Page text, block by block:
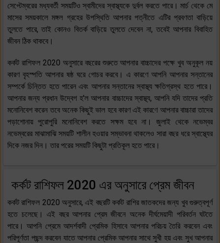
সেপ্টেম্বরের মধ্যবর্তী সময়টিও স্বামীদের স্বাস্থ্যকে দুর্বল করতে পারে। মার্চ থেকে মে
মাসের সময়কালে মঙ্গল গ্রহের উপস্থিতি আপনার পত্নীতে এটির প্রবণতা বাড়িয়ে
তুলতে পারে, তাই কোনও বিতর্ক বাড়িয়ে তুলতে দেবেন না, তবেই আপনার বিবাহিত
জীবন ঠিক থাকবে।
কর্কট রাশিফল 2020 অনুসারে বছরের শুরুতে আপনার বাচ্চাদের পক্ষে খুব অনুকূল নয়
কারণ বৃহস্পতি আপনার ষষ্ঠ ঘরে গোচর করবে। এ কারণে আপনি আপনার সন্তানের
সম্পর্কে চিন্তিত হতে পারেন এবং আপনার সন্তানের স্বাস্থ্য ক্ষতিগ্রস্থ হতে পারে।
আপনার জন্য প্রধান উদ্বেগ হ'ল আপনার বাচ্চাদের স্বাস্থ্য, আপনি যদি তাদের প্রতি
মনোনিবেশ করেন তবে অনেক কিছুই ভাল হবে কারণ এই কারণে আপনার বাচ্চারা তাদের
পড়াশোনায় পুরোপুরি মনোনিবেশ করতে সক্ষম হবে না। জুলাই থেকে নভেম্বর
নভেম্বরের মাঝামাঝি সময়টি শালীন হওয়ার সম্ভাবনা থাকলেও সারা বছর ধরে স্বাস্থ্যের
দিকে নজর দিন। তার পরের সময়টি কিছুটা প্রতিকূল হতে পারে।
কর্কট রাশিফল 2020 এর অনুসারে প্রেম জীবন
কর্কট রাশিফল 2020 অনুসারে, এই বছরটি কর্কট রাশির জাতকদের জন্য খুব গুরুত্বপূর্ণ
হতে চলেছে। এই বছর আপনার প্রেম জীবনে অনেক দীর্ঘমেয়াদী পরিবর্তন ঘটতে
পারে। আপনি প্রেমে আদর্শবাদী প্রেমিক হিসাবে আপনার পরিচয় তৈরি করবেন এবং
পরিপূর্ণতা পছন্দ করবেন যাতে আপনার প্রেমিক আপনার সাথে সুখী হয় এবং সুখ আপনার